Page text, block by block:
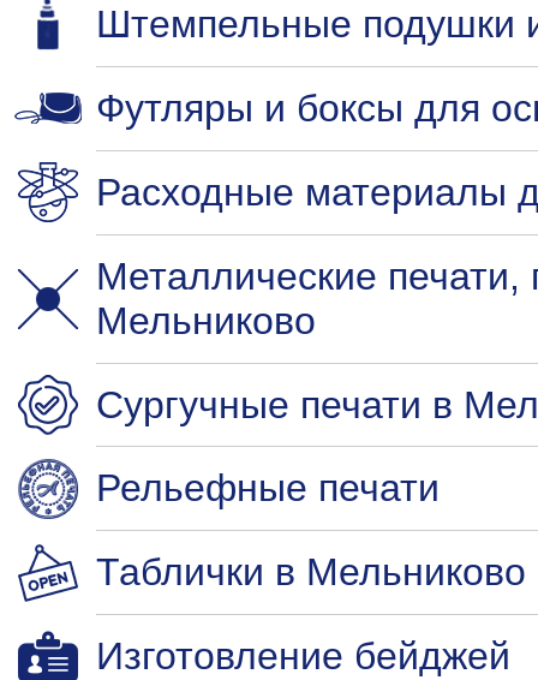
Штемпельные подушки
Футляры и боксы для
Расходные материалы
Металлические
Мельниково
Сургучные печати в
Рельефные печати
Таблички в Мельниково
Изготовление бейджей